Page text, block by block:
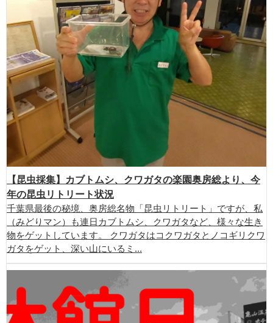
【昆虫採集】カブトムシ、クワガタの楽園奥房総より、今
年の昆虫リトリート状況
千葉県最後の秘境、奥房総名物「昆虫リトリート」ですが、私
（みどりマン）も連日カブトムシ、クワガタなど、様々な生き
物をゲットしています。 クワガタはコクワガタとノコギリクワ
ガタをゲット、深い山にいるミ...